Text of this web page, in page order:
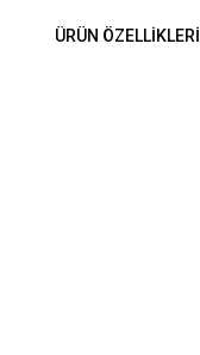
ÜRÜN ÖZELLIKLERI